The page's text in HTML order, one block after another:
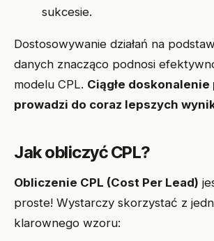
sukcesie.
Dostosowywanie działań na
danych znacząco podnosi
modelu CPL. Ciągłe
prowadzi do coraz lepszych
Jak obliczyć CPL?
Obliczenie CPL (Cost Per Lead)
proste! Wystarczy skorzystać z
klarownego wzoru: